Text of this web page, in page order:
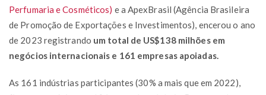
Perfumaria e Cosméticos) e a ApexBrasil (Agência Brasileira
de Promoção de Exportações e Investimentos), encerou o ano
de 2023 registrando um total de US$138 milhões em
negócios internacionais e 161 empresas apoiadas.
As 161 indústrias participantes (30% a mais que em 2022),